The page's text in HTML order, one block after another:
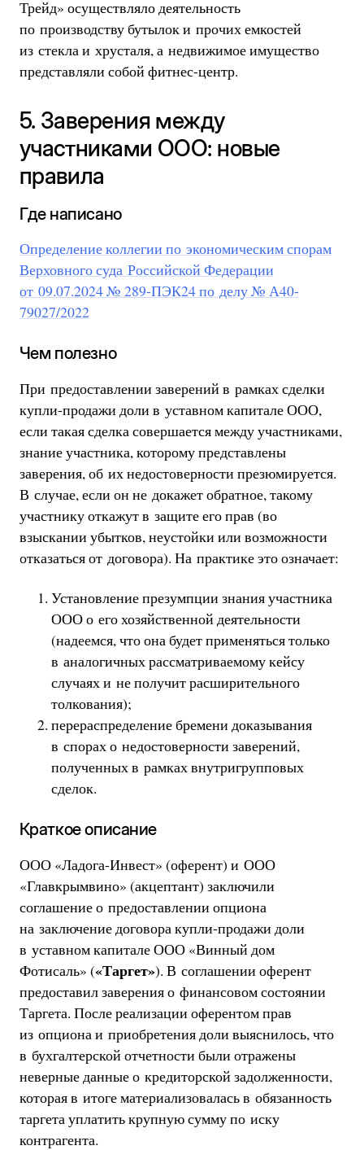
Трейд» осуществляло деятельность
по производству бутылок и прочих емкостей
из стекла и хрусталя, а недвижимое имущество
представляли собой фитнес-центр.
5. Заверения между
участниками ООО: новые
правила
Где написано
Определение коллегии по экономическим спорам
Верховного суда Российской Федерации
от 09.07.2024 № 289-ПЭК24 по делу № А40-
79027/2022
Чем полезно
При предоставлении заверений в рамках сделки
купли-продажи доли в уставном капитале ООО,
если такая сделка совершается между участниками,
знание участника, которому представлены
заверения, об их недостоверности презюмируется.
В случае, если он не докажет обратное, такому
участнику откажут в защите его прав (во
взыскании убытков, неустойки или возможности
отказаться от договора). На практике это означает:
Установление презумпции знания участника
ООО о его хозяйственной деятельности
(надеемся, что она будет применяться только
в аналогичных рассматриваемому кейсу
случаях и не получит расширительного
толкования);
перераспределение бремени доказывания
в спорах о недостоверности заверений,
полученных в рамках внутригрупповых
сделок.
Краткое описание
ООО «Ладога-Инвест» (оферент) и ООО
«Главкрымвино» (акцептант) заключили
соглашение о предоставлении опциона
на заключение договора купли-продажи доли
в уставном капитале ООО «Винный дом
Фотисаль» («Таргет»). В соглашении оферент
предоставил заверения о финансовом состоянии
Таргета. После реализации оферентом прав
из опциона и приобретения доли выяснилось, что
в бухгалтерской отчетности были отражены
неверные данные о кредиторской задолженности,
которая в итоге материализовалась в обязанность
таргета уплатить крупную сумму по иску
контрагента.